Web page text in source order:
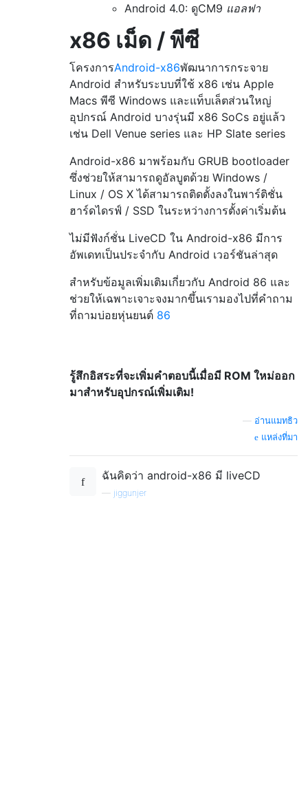
Android 4.0: ดูCM9 แอลฟา
x86 เม็ด / พีซี
โครงการAndroid-x86พัฒนาการกระจาย
Android สำหรับระบบที่ใช้ x86 เช่น Apple
Macs พีซี Windows และแท็บเล็ตส่วนใหญ่
อุปกรณ์ Android บางรุ่นมี x86 SoCs อยู่แล้ว
เช่น Dell Venue series และ HP Slate series
Android-x86 มาพร้อมกับ GRUB bootloader
ซึ่งช่วยให้สามารถดูอัลบูตด้วย Windows /
Linux / OS X ได้สามารถติดตั้งลงในพาร์ติชั่น
ฮาร์ดไดรฟ์ / SSD ในระหว่างการตั้งค่าเริ่มต้น
ไม่มีฟังก์ชั่น LiveCD ใน Android-x86 มีการ
อัพเดทเป็นประจำกับ Android เวอร์ชันล่าสุด
สำหรับข้อมูลเพิ่มเติมเกี่ยวกับ Android 86 และ
ช่วยให้เฉพาะเจาะจงมากขึ้นเรามองไปที่คำถาม
ที่ถามบ่อยหุ่นยนต์ 86
รู้สึกอิสระที่จะเพิ่มคำตอบนี้เมื่อมี ROM ใหม่ออก
มาสำหรับอุปกรณ์เพิ่มเติม!
อ่านแมทธิว
แหล่งที่มา
ฉันคิดว่า android-x86 มี liveCD
jiggunjer